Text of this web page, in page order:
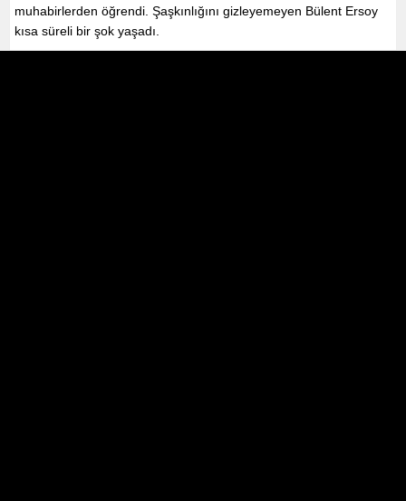
muhabirlerden öğrendi. Şaşkınlığını gizleyemeyen Bülent Ersoy
kısa süreli bir şok yaşadı.